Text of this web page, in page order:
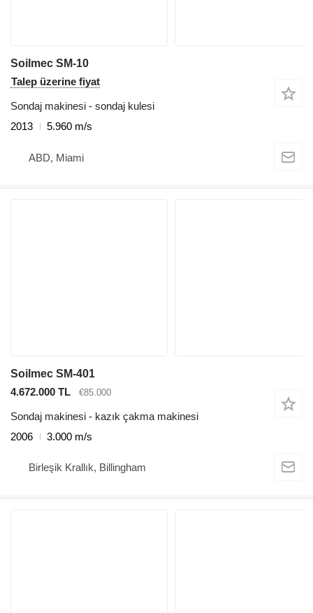
Soilmec SM-10
Talep üzerine fiyat
Sondaj makinesi - sondaj kulesi
2013
5.960 m/s
ABD, Miami
Soilmec SM-401
4.672.000 TL
€85.000
Sondaj makinesi - kazık çakma makinesi
2006
3.000 m/s
Birleşik Krallık, Billingham